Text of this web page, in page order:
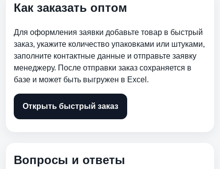
Как заказать оптом
Для оформления заявки добавьте товар в быстрый
заказ, укажите количество упаковками или штуками,
заполните контактные данные и отправьте заявку
менеджеру. После отправки заказ сохраняется в
базе и может быть выгружен в Excel.
Открыть быстрый заказ
Вопросы и ответы